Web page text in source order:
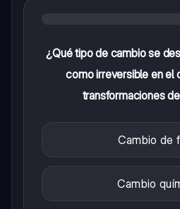
¿Qué tipo de cambio se
como irreversible en el
transformaciones
Cambio de
Cambio